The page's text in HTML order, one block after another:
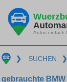
Autos einfach
❯ SUCHEN ❯
gebrauchte